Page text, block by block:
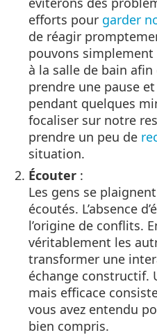
efforts pour garder
de réagir
pouvons
à la salle de bain
prendre une pause
pendant quelques
focaliser sur notre
prendre un peu de
situation.
Écouter :
Les gens se
écoutés. L’absence
l’origine de conflits.
véritablement les
transformer une
échange constructif.
mais efficace
vous avez entendu
bien compris.